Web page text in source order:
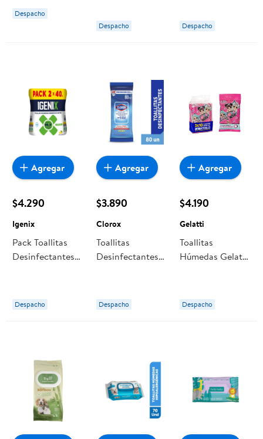
Sin Aroma
Despacho
Emubaby
Despacho Despacho
$4.290
Igenix
Pack Toallitas
Desinfectantes
Igenix
Despacho
Agregar
$3.890
Clorox
Toallitas
Desinfectantes
Clorox
Despacho
Agregar
$4.190
Gelatti
Toallitas
Húmedas Gelatti
30 Un
Despacho
Agregar